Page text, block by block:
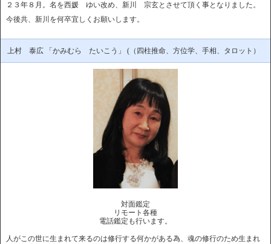
２３年８月。名を西媛 ゆい改め、新川 宗玄とさせて頂く事となりました。
今後共、新川を何卒宜しくお願いします。
上村 泰広 「かみむら たいこう」 (（四柱推命、方位学、手相、タロット）
対面鑑定
リモート各種
電話鑑定も行います。
人がこの世に生まれて来るのは修行する何かがある為、魂の修行のため生まれ